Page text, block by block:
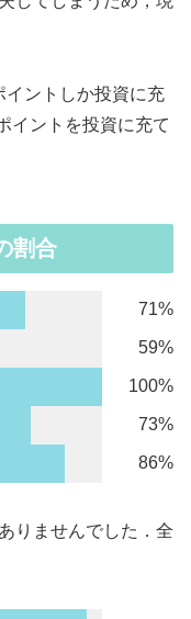
ントしか投資に充
イントを投資に充て
割合
71%
59%
100%
73%
86%
りませんでした．全